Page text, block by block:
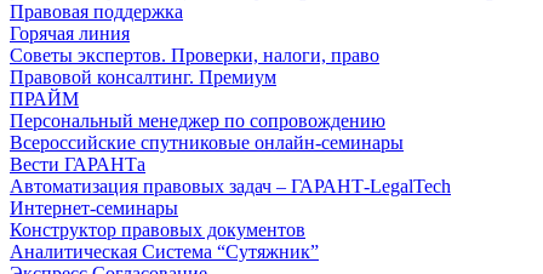
Правовая поддержка
Горячая линия
Советы экспертов. Проверки, налоги, право
Правовой консалтинг. Премиум
ПРАЙМ
Персональный менеджер по сопровождению
Всероссийские спутниковые онлайн-семинары
Вести ГАРАНТа
Автоматизация правовых задач – ГАРАНТ-LegalTech
Интернет-семинары
Конструктор правовых документов
Аналитическая Система “Сутяжник”